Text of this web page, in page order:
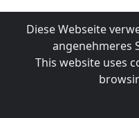
Diese Webseite
angenehmeres
This website uses